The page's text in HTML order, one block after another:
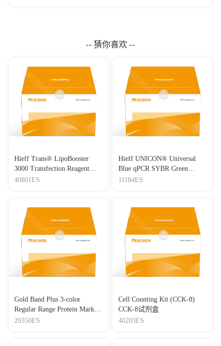
-- 猜你喜欢 --
Hieff Trans® LipoBooster
3000 Transfection Reagent
Lipo3000转染试剂
40801ES
Hieff UNICON® Universal
Blue qPCR SYBR Green
Master Mix
11184ES
Gold Band Plus 3-color
Regular Range Protein Marker
(8-180 kDa) 三色预染蛋白质
20350ES
Cell Counting Kit (CCK-8)
CCK-8试剂盒
40203ES